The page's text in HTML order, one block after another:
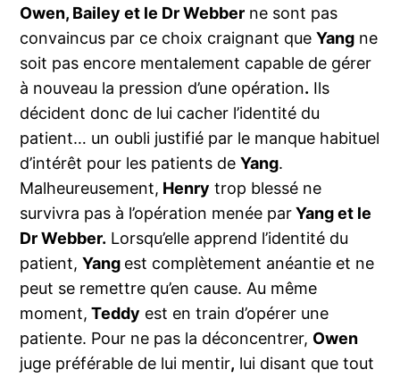
Owen, Bailey et le Dr Webber ne sont pas
convaincus par ce choix craignant que Yang ne
soit pas encore mentalement capable de gérer
à nouveau la pression d’une opération. Ils
décident donc de lui cacher l’identité du
patient… un oubli justifié par le manque habituel
d’intérêt pour les patients deYang.
Malheureusement, Henry trop blessé ne
survivra pas à l’opération menée parYang et le
Dr Webber. Lorsqu’elle apprend l’identité du
patient,Yang est complètement anéantie et ne
peut se remettre qu’en cause. Au même
moment, Teddy est en train d’opérer une
patiente. Pour ne pas la déconcentrer, Owen
juge préférable de lui mentir, lui disant que tout